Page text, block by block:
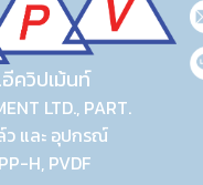
ควิปเม้นท์
LTD., PART.
ว และ อุปกรณ์
H, PVDF